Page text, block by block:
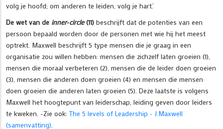
volg je hoofd; om anderen te leiden, volg je hart.’
De wet van de inner-circle(11) beschrijft dat de potenties van een
persoon bepaald worden door de personen met wie hij het meest
optrekt. Maxwell beschrijft 5 type mensen die je graag in een
organisatie zou willen hebben: mensen die zichzelf laten groeien (1),
mensen die moraal verbeteren (2), mensen die de leider doen groeien
(3), mensen die anderen doen groeien (4) en mensen die mensen
doen groeien die anderen laten groeien (5). Deze laatste is volgens
Maxwell het hoogtepunt van leiderschap, leiding geven door leiders
te kweken. -Zie ook: The 5 levels of Leadership - J.Maxwell
(samenvatting)